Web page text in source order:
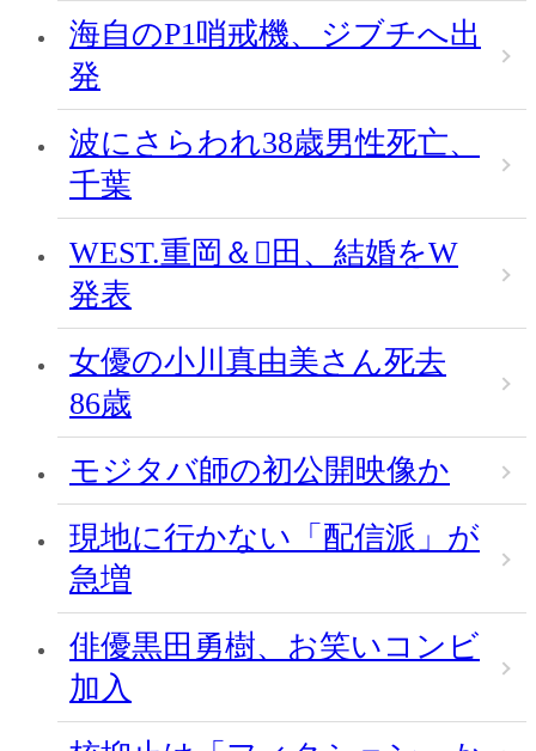
海自のP1哨戒機、ジブチへ出
発
波にさらわれ38歳男性死亡、
千葉
WEST.重岡＆田、結婚をW
発表
女優の小川真由美さん死去
86歳
モジタバ師の初公開映像か
現地に行かない「配信派」が
急増
俳優黒田勇樹、お笑いコンビ
加入